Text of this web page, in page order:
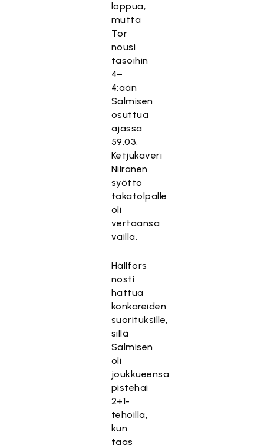
loppua,
mutta
Tor
nousi
tasoihin
4–
4:ään
Salmisen
osuttua
ajassa
59.03.
Ketjukaveri
Niiranen
syöttö
takatolpalle
oli
vertaansa
vailla.
Hällfors
nosti
hattua
konkareiden
suorituksille,
sillä
Salmisen
oli
joukkueensa
pistehai
2+1-
tehoilla,
kun
taas